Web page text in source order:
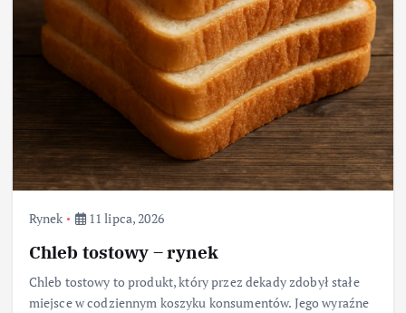
Rynek 11 lipca, 2026
Chleb tostowy – rynek
Chleb tostowy to produkt, który przez dekady zdobył stałe
miejsce w codziennym koszyku konsumentów. Jego wyraźne